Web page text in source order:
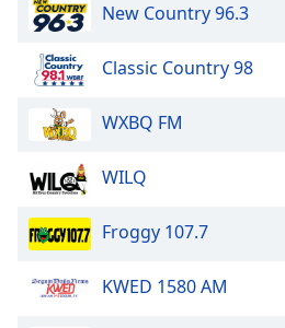
dialog
window.
New Country 96.3
Classic Country 98
WXBQ FM
WILQ
Froggy 107.7
KWED 1580 AM